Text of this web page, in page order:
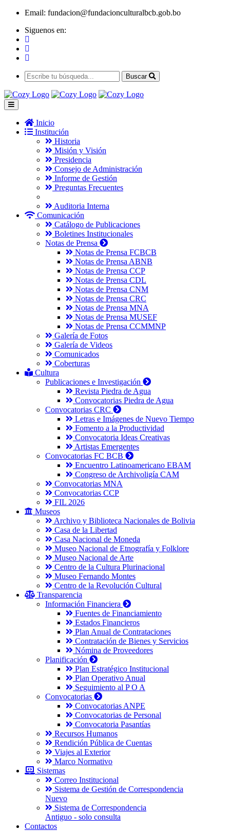
Email: fundacion@fundacionculturalbcb.gob.bo
Siguenos en:
Buscar
Inicio
Institución
Historia
Misión y Visión
Presidencia
Consejo de Administración
Informe de Gestión
Preguntas Frecuentes
Auditoria Interna
Comunicación
Catálogo de Publicaciones
Boletines Institucionales
Notas de Prensa
Notas de Prensa FCBCB
Notas de Prensa ABNB
Notas de Prensa CCP
Notas de Prensa CDL
Notas de Prensa CNM
Notas de Prensa CRC
Notas de Prensa MNA
Notas de Prensa MUSEF
Notas de Prensa CCMMNP
Galería de Fotos
Galería de Videos
Comunicados
Coberturas
Cultura
Publicaciones e Investigación
Revista Piedra de Agua
Convocatorias Piedra de Agua
Convocatorias CRC
Letras e Imágenes de Nuevo Tiempo
Fomento a la Productividad
Convocatoria Ideas Creativas
Artistas Emergentes
Convocatorias FC BCB
Encuentro Latinoamericano EBAM
Congreso de Archivoligía CAM
Convocatorias MNA
Convocatorias CCP
FIL 2026
Museos
Archivo y Biblioteca Nacionales de Bolivia
Casa de la Libertad
Casa Nacional de Moneda
Museo Nacional de Etnografía y Folklore
Museo Nacional de Arte
Centro de la Cultura Plurinacional
Museo Fernando Montes
Centro de la Revolución Cultural
Transparencia
Información Financiera
Fuentes de Financiamiento
Estados Financieros
Plan Anual de Contrataciones
Contratación de Bienes y Servicios
Nómina de Proveedores
Planificación
Plan Estratégico Institucional
Plan Operativo Anual
Seguimiento al P O A
Convocatorias
Convocatorias ANPE
Convocatorias de Personal
Convocatoria Pasantías
Recursos Humanos
Rendición Pública de Cuentas
Viajes al Exterior
Marco Normativo
Sistemas
Correo Institucional
Sistema de Gestión de Correspondencia
Nuevo
Sistema de Correspondencia
Antiguo - solo consulta
Contactos